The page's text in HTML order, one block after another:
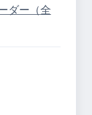
ダー（全